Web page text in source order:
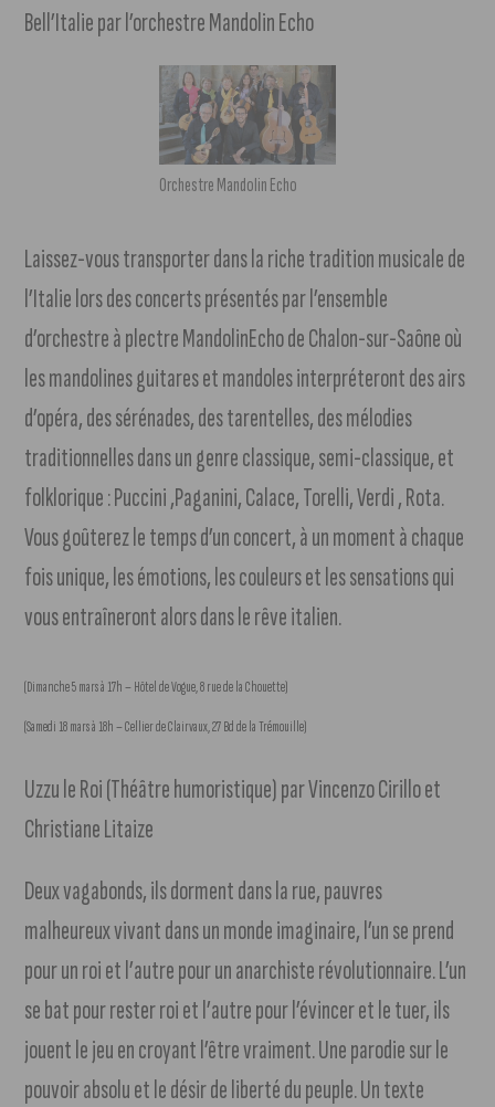
Bell’Italie par l’orchestre Mandolin Echo
Orchestre Mandolin Echo
Laissez-vous transporter dans la riche tradition musicale de
l’Italie lors des concerts présentés par l’ensemble
d’orchestre à plectre MandolinEcho de Chalon-sur-Saône où
les mandolines guitares et mandoles interpréteront des airs
d’opéra, des sérénades, des tarentelles, des mélodies
traditionnelles dans un genre classique, semi-classique, et
folklorique : Puccini ,Paganini, Calace, Torelli, Verdi , Rota.
Vous goûterez le temps d’un concert, à un moment à chaque
fois unique, les émotions, les couleurs et les sensations qui
vous entraîneront alors dans le rêve italien.
(Dimanche 5 mars à 17h – Hôtel de Vogue, 8 rue de la Chouette)
(Samedi 18 mars à 18h – Cellier de Clairvaux, 27 Bd de la Trémouille)
Uzzu le Roi (Théâtre humoristique) par Vincenzo Cirillo et
Christiane Litaize
Deux vagabonds, ils dorment dans la rue, pauvres
malheureux vivant dans un monde imaginaire, l’un se prend
pour un roi et l’autre pour un anarchiste révolutionnaire. L’un
se bat pour rester roi et l’autre pour l’évincer et le tuer, ils
jouent le jeu en croyant l’être vraiment. Une parodie sur le
pouvoir absolu et le désir de liberté du peuple. Un texte